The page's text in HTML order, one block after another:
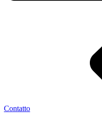
Contatto